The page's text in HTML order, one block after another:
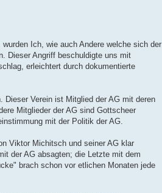
Ich, wie auch Andere welche sich der
Dieser Angriff beschuldigte uns mit
erleichtert durch dokumentierte
Dieser Verein ist Mitglied der AG mit deren
Mitglieder der AG sind Gottscheer
mit der Politik der AG.
Viktor Michitsch und seiner AG klar
der AG absagten; die Letzte mit dem
brach schon vor etlichen Monaten jede